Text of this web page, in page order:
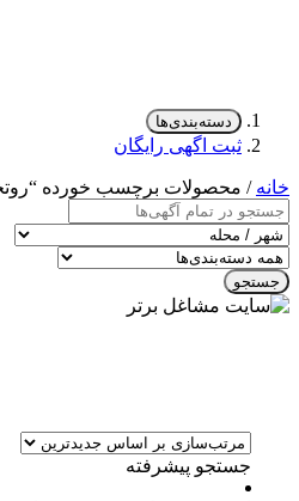
دسته‌بندی‌ها
ثبت اگهی رایگان
خانه / محصولات برچسب خورده
جستجو
جستجو پیشرفته